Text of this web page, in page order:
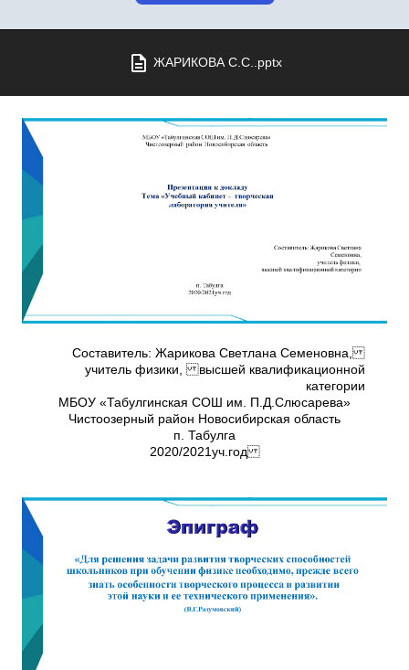
ЖАРИКОВА С.С..pptx
Составитель: Жарикова Светлана Семеновна,
учитель физики, высшей квалификационной
категории
МБОУ «Табулгинская СОШ им. П.Д.Слюсарева»
Чистоозерный район Новосибирская область
п. Табулга
2020/2021уч.год